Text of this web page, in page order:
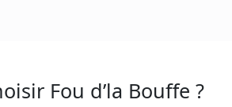
Fou d’la Bouffe ?